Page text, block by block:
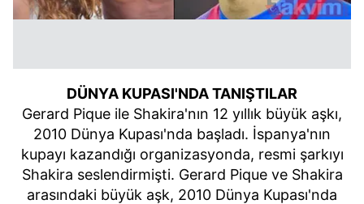
DÜNYA KUPASI'NDA TANIŞTILAR
Gerard Pique ile Shakira'nın 12 yıllık büyük aşkı,
2010 Dünya Kupası'nda başladı. İspanya'nın
kupayı kazandığı organizasyonda, resmi şarkıyı
Shakira seslendirmişti. Gerard Pique ve Shakira
arasındaki büyük aşk, 2010 Dünya Kupası'nda